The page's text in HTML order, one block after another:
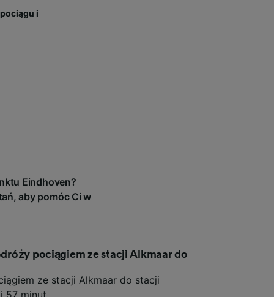
i
Eindhoven?
aby pomóc Ci w
pociągiem ze stacji Alkmaar do
ze stacji Alkmaar do stacji
57 minut.